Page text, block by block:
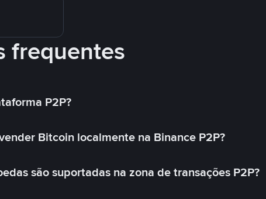
frequentes
P2P?
Bitcoin localmente na Binance P2P?
são suportadas na zona de transações P2P?